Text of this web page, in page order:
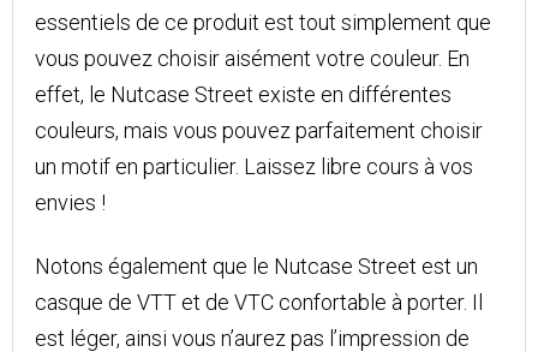
essentiels de ce produit est tout simplement que
vous pouvez choisir aisément votre couleur. En
effet, le Nutcase Street existe en différentes
couleurs, mais vous pouvez parfaitement choisir
un motif en particulier. Laissez libre cours à vos
envies !
Notons également que le Nutcase Street est un
casque de VTT et de VTC confortable à porter. Il
est léger, ainsi vous n’aurez pas l’impression de